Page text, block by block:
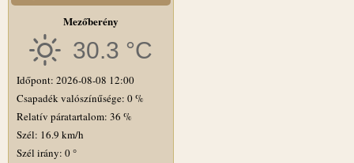
Mezőberény
30.3 °C
Időpont: 2026-08-08 12:00
Csapadék valószínűsége: 0 %
Relatív páratartalom: 36 %
Szél: 16.9 km/h
Szél irány: 0 °